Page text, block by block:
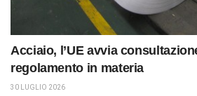
Acciaio, l’UE avvia
regolamento in materia
30 LUGLIO 2026